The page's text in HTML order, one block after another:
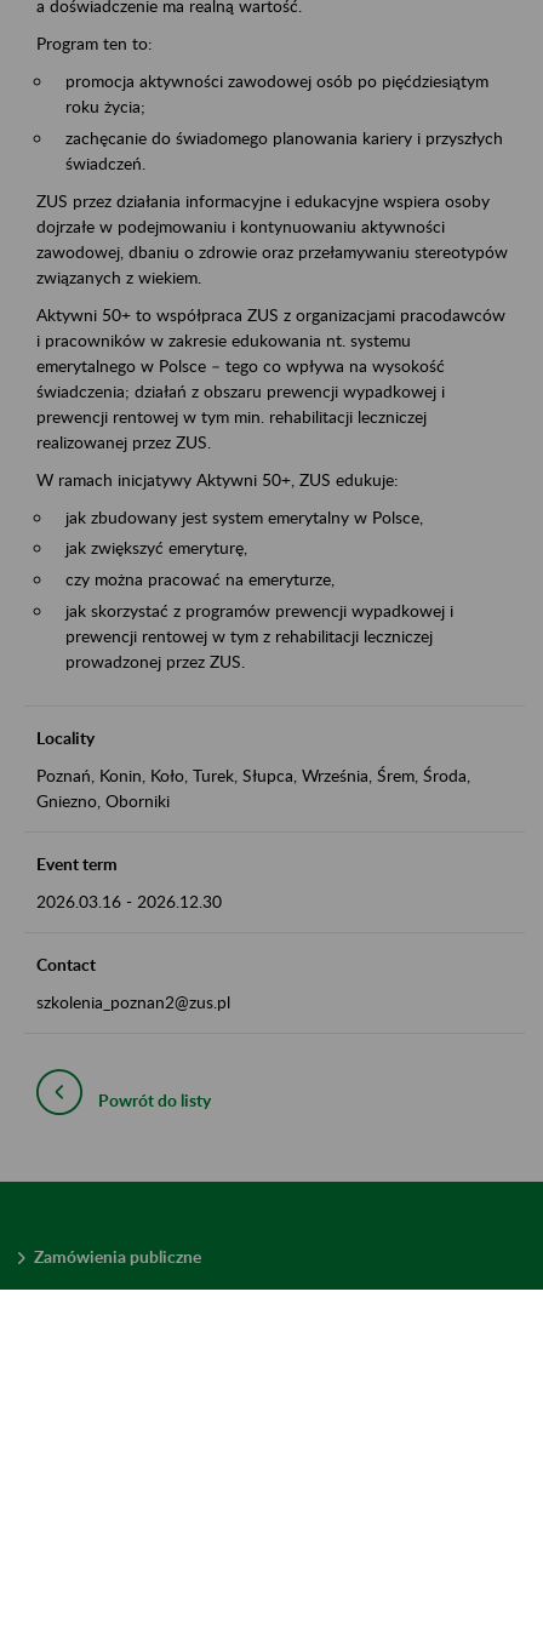
a doświadczenie ma realną wartość.
Program ten to:
promocja aktywności zawodowej osób po pięćdziesiątym
roku życia;
zachęcanie do świadomego planowania kariery i przyszłych
świadczeń.
ZUS przez działania informacyjne i edukacyjne wspiera osoby
dojrzałe w podejmowaniu i kontynuowaniu aktywności
zawodowej, dbaniu o zdrowie oraz przełamywaniu stereotypów
związanych z wiekiem.
Aktywni 50+ to współpraca ZUS z organizacjami pracodawców
i pracowników w zakresie edukowania nt. systemu
emerytalnego w Polsce – tego co wpływa na wysokość
świadczenia; działań z obszaru prewencji wypadkowej i
prewencji rentowej w tym min. rehabilitacji leczniczej
realizowanej przez ZUS.
W ramach inicjatywy Aktywni 50+, ZUS edukuje:
jak zbudowany jest system emerytalny w Polsce,
jak zwiększyć emeryturę,
czy można pracować na emeryturze,
jak skorzystać z programów prewencji wypadkowej i
prewencji rentowej w tym z rehabilitacji leczniczej
prowadzonej przez ZUS.
Locality
Poznań, Konin, Koło, Turek, Słupca, Września, Śrem, Środa,
Gniezno, Oborniki
Event term
2026.03.16 - 2026.12.30
Contact
szkolenia_poznan2@zus.pl
Powrót do listy
Zamówienia publiczne